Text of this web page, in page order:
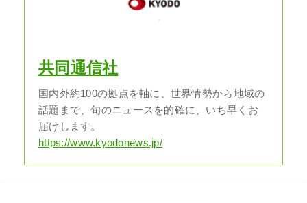
共同通信社
国内外約100の拠点を軸に、世界情勢から地域の
話題まで、旬のニュースを的確に、いち早くお
届けします。
https://www.kyodonews.jp/